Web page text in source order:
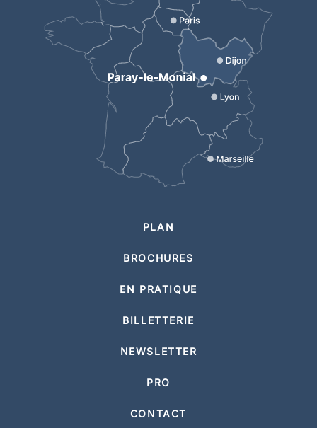
PLAN
BROCHURES
EN PRATIQUE
BILLETTERIE
NEWSLETTER
PRO
CONTACT